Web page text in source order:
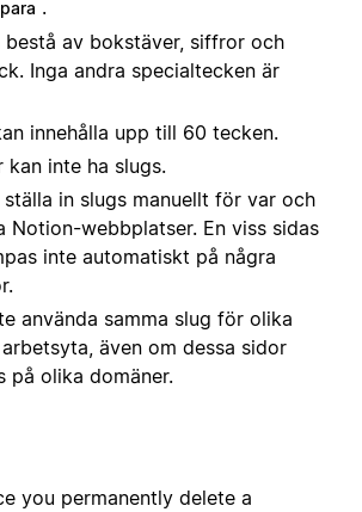
.
bestå av bokstäver, siffror och
Inga andra specialtecken är
innehålla upp till 60 tecken.
kan inte ha slugs.
ställa in slugs manuellt för var och
Notion-webbplatser. En viss sidas
inte automatiskt på några
använda samma slug för olika
även om dessa sidor
på olika domäner.
you permanently delete a